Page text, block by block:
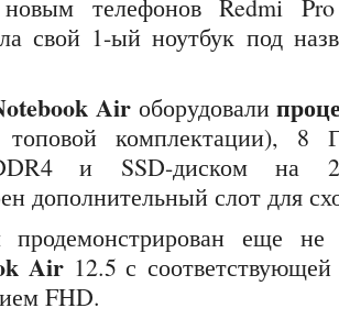
телефонов Redmi
свой 1-ый ноутбук под
Airоборудовали
комплектации), 8
и SSD-диском на
дополнительный слот для
еще не
Air12.5 с
FHD.